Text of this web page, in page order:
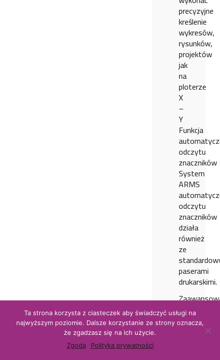
precyzyjne
kreślenie
wykresów,
rysunków,
projektów
jak
na
ploterze
X
–
Y
Funkcja
odczytu
znaczników
System
ARMS
odczytu
znaczników
działa
również
ze
paserami
drukarskimi.
funkcja
cięcia
Ta strona korzysta z ciasteczek aby świadczyć usługi na
najwyższym poziomie. Dalsze korzystanie ze strony oznacza,
że zgadzasz się na ich użycie.
Zgoda
Polityka prywatności